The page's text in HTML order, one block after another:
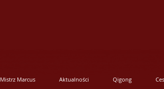
Mistrz Marcus Aktualności Qigong